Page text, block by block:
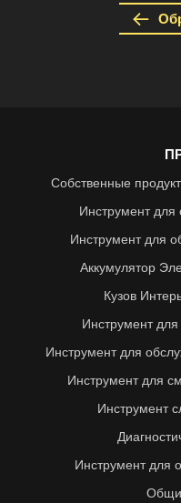
Собственные
Инструмент для
Инструмент для
Аккумулятор
Кузов
Инструмент
Инструмент для
Инструмент для
Инструмент
Инструмент для